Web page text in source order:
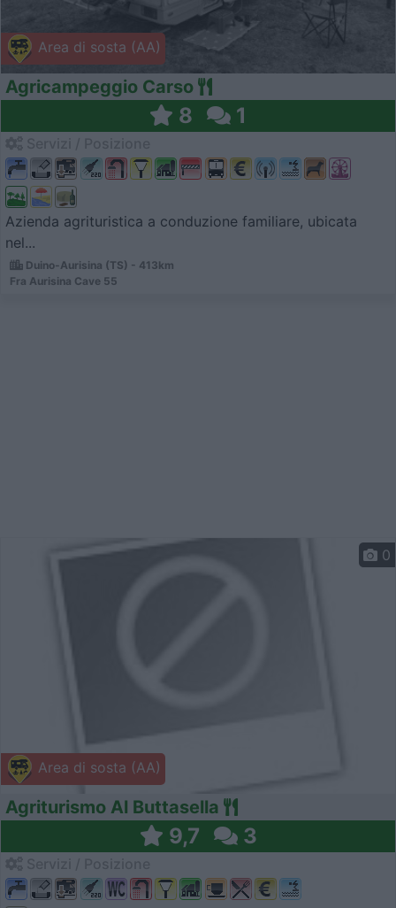
Area di sosta (AA)
Agricampeggio Carso
8 1
Azienda agrituristica a conduzione familiare, ubicata
nel...
Duino-Aurisina (TS) - 413km
Fra Aurisina Cave 55
Area di sosta (AA)
0
Agriturismo Al Buttasella
9,7 3